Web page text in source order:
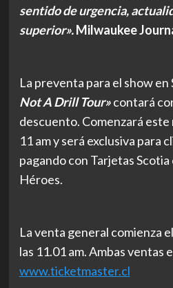
sentido de urgencia,
superior».Milwaukee
La preventa para el show en
Not A Drill Tour»contará
descuento. Comenzará este
11 am y será exclusiva para
pagando con Tarjetas Scotia
Héroes.
La venta general comienza
las 11.01 am. Ambas ventas
www.ticketmaster.cl